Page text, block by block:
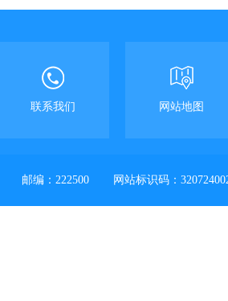
联系我们 网站地图
邮编：222500 网站标识码：